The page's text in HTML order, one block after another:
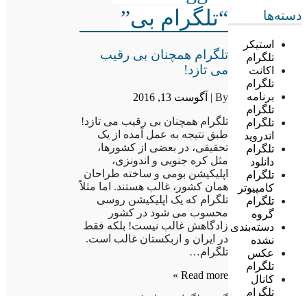
دسته‌ها
استیکر
تلگرام
اکانت
تلگرام
برنامه
تلگرام
تلگرام
اندروید
تلگرام
دانلود
تلگرام
کامپیوتر
تلگرام
گروه
دسته‌بندی
نشده
عکس
تلگرام
کانال
تلگرام
“تلگرام بی”
تلگرام همچنان بی رقیب
می تازد!
By | آگوست 13, 2016
تلگرام همچنان بی رقیب می تازد!
طبق نتیجه به عمل آمده از یک
تحقیقی، در بعضی از کشورها،
مثل کره جنوبی و اندونزی،
اپلیکیشن بومی و ساخته طراحان
همان کشور، غالب هستند. اما مثلاً
تلگرام که یک اپلیکیشن روسی
محسوب می شود در کشور
زادگاهش غالب نیست! بلکه فقط
در ایران و ازبکستان غالب است.
تلگرام…
Read more »